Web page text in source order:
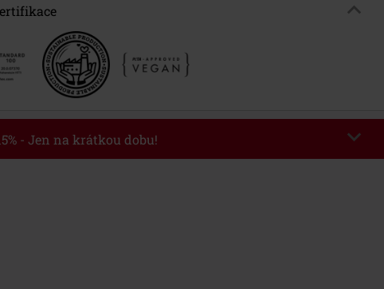
- Jen na krátkou dobu!